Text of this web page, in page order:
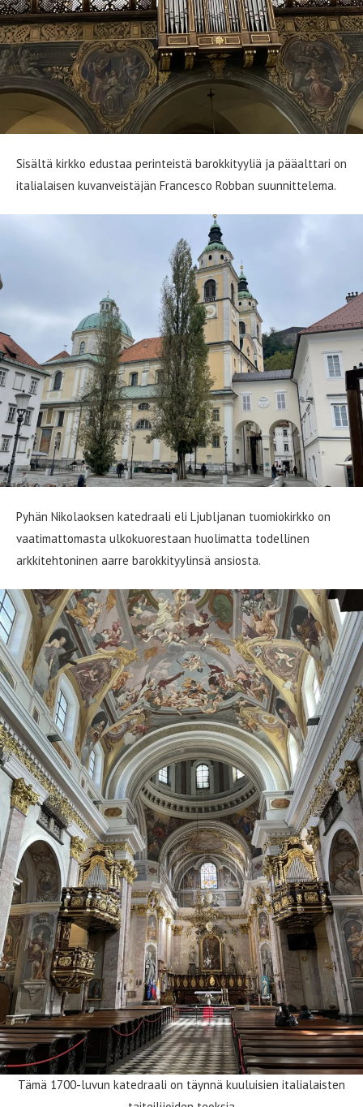
Sisältä kirkko edustaa perinteistä barokkityyliä ja pääalttari on
italialaisen kuvanveistäjän Francesco Robban suunnittelema.
Pyhän Nikolaoksen katedraali eli Ljubljanan tuomiokirkko on
vaatimattomasta ulkokuorestaan huolimatta todellinen
arkkitehtoninen aarre barokkityylinsä ansiosta.
Tämä 1700-luvun katedraali on täynnä kuuluisien italialaisten